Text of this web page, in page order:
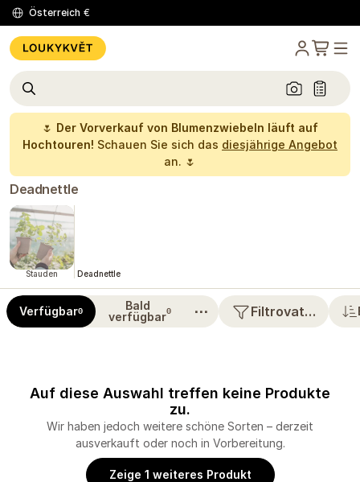
Österreich €
🌷 Der Vorverkauf von Blumenzwiebeln läuft auf
Hochtouren! Schauen Sie sich das diesjährige Angebot
an. 🌷
Deadnettle
Stauden Deadnettle
Verfügbar0
Bald
verfügbar0 ⋯ Filtrovat…
Auf diese Auswahl treffen keine Produkte
zu.
Wir haben jedoch weitere schöne Sorten – derzeit
ausverkauft oder noch in Vorbereitung.
Zeige 1 weiteres Produkt